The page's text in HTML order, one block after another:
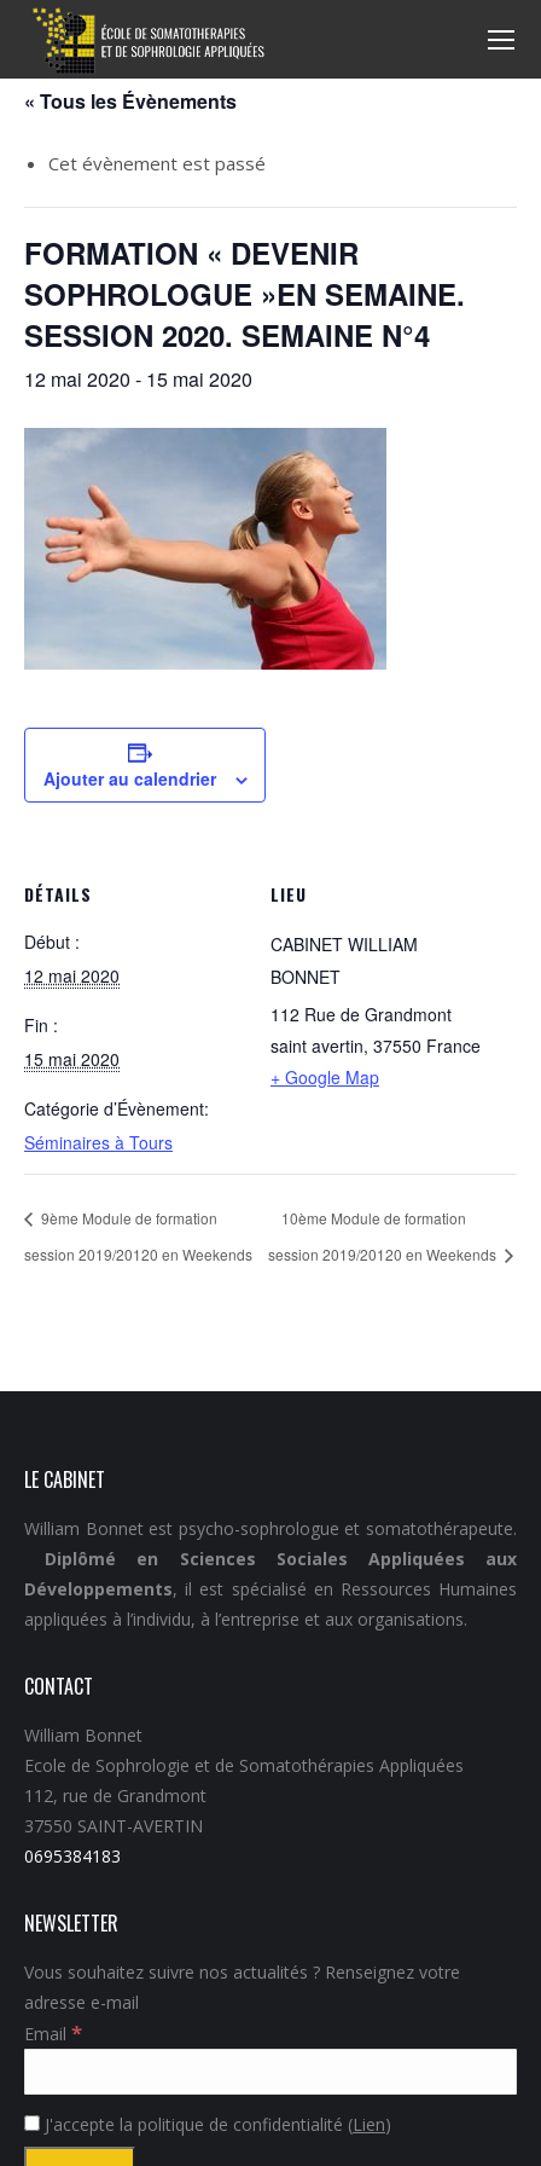
Recherche
:
« Tous les Évènements
Cet évènement est passé
FORMATION « DEVENIR
SOPHROLOGUE »EN SEMAINE.
SESSION 2020. SEMAINE N°4
12 mai 2020 - 15 mai 2020
Ajouter au calendrier
DÉTAILS
Début :
12 mai 2020
Fin :
15 mai 2020
Catégorie d’Évènement:
Séminaires à Tours
LIEU
CABINET WILLIAM
BONNET
112 Rue de Grandmont
saint avertin, 37550 France
+ Google Map
9ème Module de formation
session 2019/20120 en Weekends
10ème Module de formation
session 2019/20120 en Weekends
LE CABINET
William Bonnet est psycho-sophrologue et somatothérapeute.
Diplômé en Sciences Sociales Appliquées aux
Développements, il est spécialisé en Ressources Humaines
appliquées à l’individu, à l’entreprise et aux organisations.
CONTACT
William Bonnet
Ecole de Sophrologie et de Somatothérapies Appliquées
112, rue de Grandmont
37550 SAINT-AVERTIN
0695384183
NEWSLETTER
Vous souhaitez suivre nos actualités ? Renseignez votre
adresse e-mail
Email *
J'accepte la politique de confidentialité (Lien)